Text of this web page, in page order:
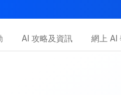
AI 攻略及資訊 網上 AI
Academy